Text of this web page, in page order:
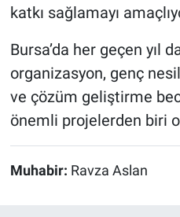
katkı sağlamayı
Bursa’da her geçen yıl
organizasyon, genç
ve çözüm geliştirme
önemli projelerden biri
Muhabir: Ravza Aslan